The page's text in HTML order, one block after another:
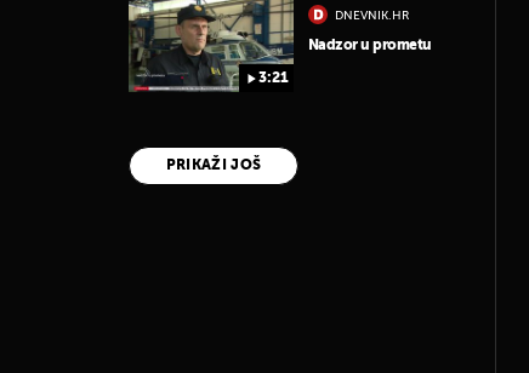
3:21
DNEVNIK.HR
Nadzor u prometu
PRIKAŽI JOŠ